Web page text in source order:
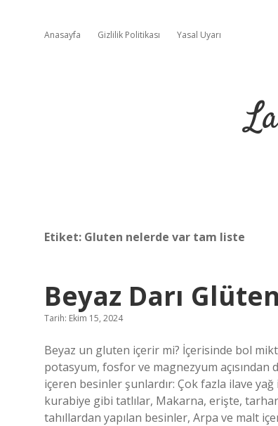
Anasayfa Gizlilik Politikası Yasal Uyarı
Etiket: Gluten nelerde var tam liste
Beyaz Darı
Tarih: Ekim 15, 2024
Beyaz un gluten içerir mi? İçerisinde bol
potasyum, fosfor ve magnezyum
içeren besinler şunlardır: Çok fazla ilave
kurabiye gibi tatlılar, Makarna, erişte,
tahıllardan yapılan besinler, Arpa ve malt